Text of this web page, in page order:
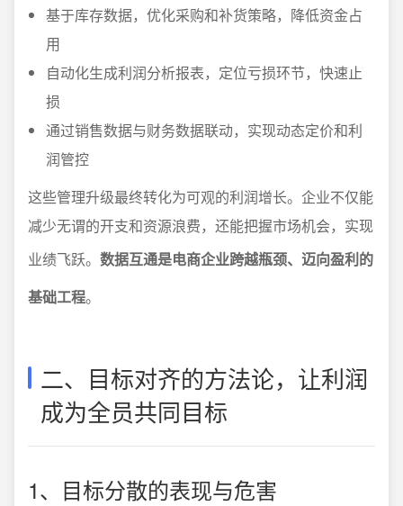
基于库存数据，优化采购和补货策略，降低资金占
用
自动化生成利润分析报表，定位亏损环节，快速止
损
通过销售数据与财务数据联动，实现动态定价和利
润管控
这些管理升级最终转化为可观的利润增长。企业不仅能
减少无谓的开支和资源浪费，还能把握市场机会，实现
业绩飞跃。 数据互通是电商企业跨越瓶颈、迈向盈利的
基础工程。
二、目标对齐的方法论，让利润
成为全员共同目标
1、目标分散的表现与危害